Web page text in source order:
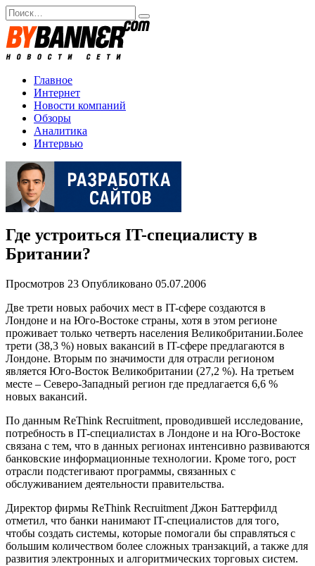
Перейти
к
содержанию
Search
for:
Главное
Интернет
Новости компаний
Обзоры
Аналитика
Интервью
Где устроиться IT-специалисту в
Британии?
Просмотров 23 Опубликовано 05.07.2006
Две трети новых рабочих мест в IT-сфере создаются в
Лондоне и на Юго-Востоке страны, хотя в этом регионе
проживает только четверть населения Великобритании.Более
трети (38,3 %) новых вакансий в IT-сфере предлагаются в
Лондоне. Вторым по значимости для отрасли регионом
является Юго-Восток Великобритании (27,2 %). На третьем
месте – Северо-Западный регион где предлагается 6,6 %
новых вакансий.
По данным ReThink Recruitment, проводившей исследование,
потребность в IT-специалистах в Лондоне и на Юго-Востоке
связана с тем, что в данных регионах интенсивно развиваются
банковские информационные технологии. Кроме того, рост
отрасли подстегивают программы, связанных с
обслуживанием деятельности правительства.
Директор фирмы ReThink Recruitment Джон Баттерфилд
отметил, что банки нанимают IT-специалистов для того,
чтобы создать системы, которые помогали бы справляться с
большим количеством более сложных транзакций, а также для
развития электронных и алгоритмических торговых систем.